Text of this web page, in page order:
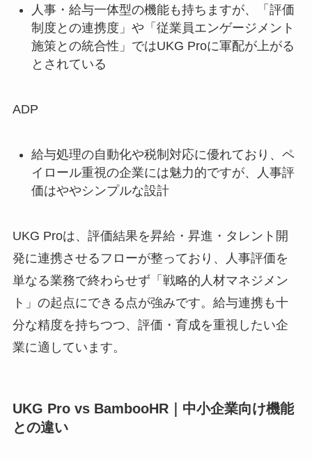
人事・給与一体型の機能も持ちますが、「評価
制度との連携度」や「従業員エンゲージメント
施策との統合性」ではUKG Proに軍配が上がる
とされている
ADP
給与処理の自動化や税制対応に優れており、ペ
イロール重視の企業には魅力的ですが、人事評
価はややシンプルな設計
UKG Proは、評価結果を昇給・昇進・タレント開
発に連携させるフローが整っており、人事評価を
単なる業務で終わらせず「戦略的人材マネジメン
ト」の起点にできる点が強みです。給与連携も十
分な精度を持ちつつ、評価・育成を重視したい企
業に適しています。
UKG Pro vs BambooHR｜中小企業向け機能
との違い